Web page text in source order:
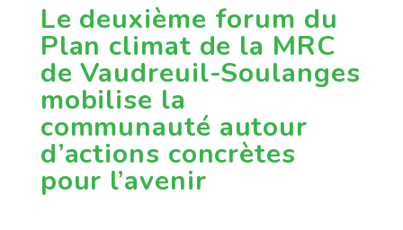
Le deuxième forum du
Plan climat de la MRC
de Vaudreuil-Soulanges
mobilise la
communauté autour
d’actions concrètes
pour l’avenir